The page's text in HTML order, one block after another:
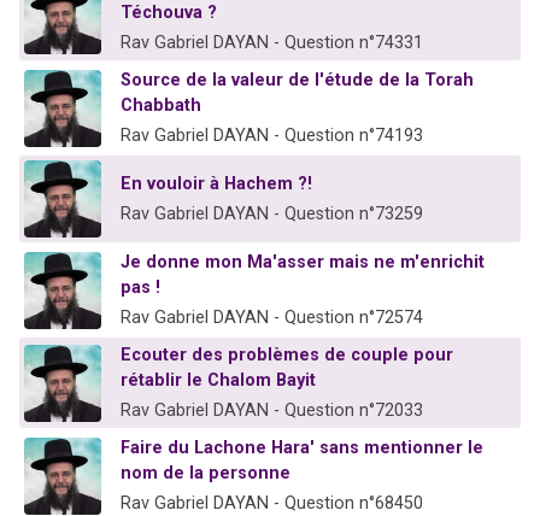
Téchouva ?
Rav Gabriel DAYAN - Question n°74331
Source de la valeur de l'étude de la Torah
Chabbath
Rav Gabriel DAYAN - Question n°74193
En vouloir à Hachem ?!
Rav Gabriel DAYAN - Question n°73259
Je donne mon Ma'asser mais ne m'enrichit
pas !
Rav Gabriel DAYAN - Question n°72574
Ecouter des problèmes de couple pour
rétablir le Chalom Bayit
Rav Gabriel DAYAN - Question n°72033
Faire du Lachone Hara' sans mentionner le
nom de la personne
Rav Gabriel DAYAN - Question n°68450